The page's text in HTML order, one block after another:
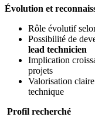
Évolution et
Rôle évolutif
Possibilité de
lead technicien
Implication
projets
Valorisation
technique
Profil recherché